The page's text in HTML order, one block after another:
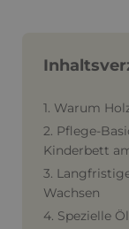
1. Warum
2. Pflege-
Kinderbett
3.
Wachsen
4. Spezielle